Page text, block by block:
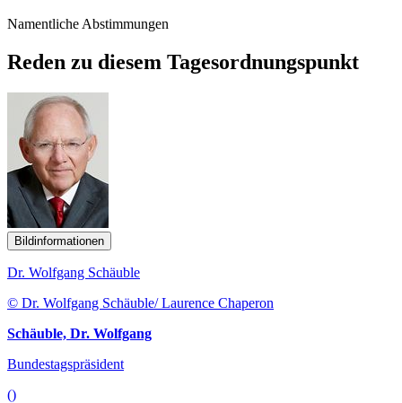
Namentliche Abstimmungen
Reden zu diesem Tagesordnungspunkt
Bildinformationen
Dr. Wolfgang Schäuble
© Dr. Wolfgang Schäuble/ Laurence Chaperon
Schäuble, Dr. Wolfgang
Bundestagspräsident
()